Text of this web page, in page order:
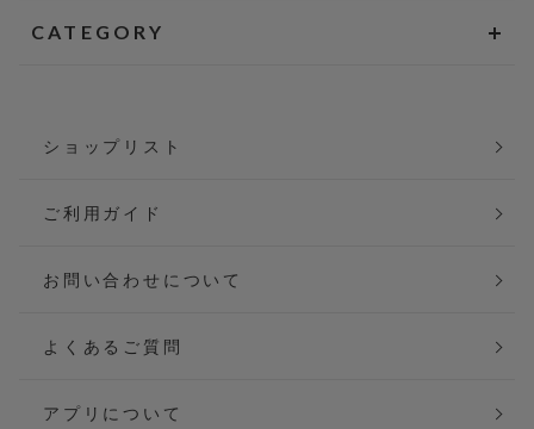
CATEGORY
ショップリスト
ご利用ガイド
お問い合わせについて
よくあるご質問
アプリについて